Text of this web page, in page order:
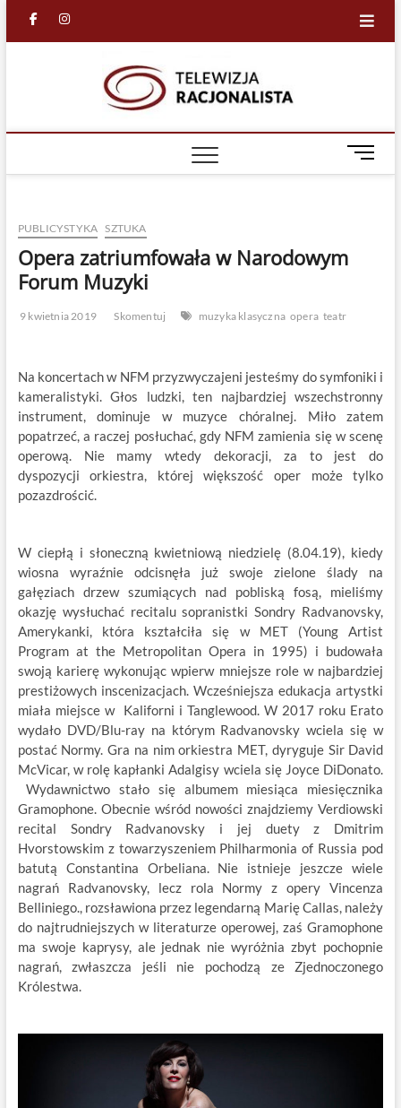
facebook
in
M
e
PUBLICYSTYKA SZTUKA
Opera zatriumfowała w Narodowym
Forum Muzyki
9 kwietnia 2019 Skomentuj muzyka klasyczna opera teatr
Na koncertach w NFM przyzwyczajeni jesteśmy do symfoniki i
kameralistyki. Głos ludzki, ten najbardziej wszechstronny
instrument, dominuje w muzyce chóralnej. Miło zatem
popatrzeć, a raczej posłuchać, gdy NFM zamienia się w scenę
operową. Nie mamy wtedy dekoracji, za to jest do
dyspozycji orkiestra, której większość oper może tylko
pozazdrościć.
W ciepłą i słoneczną kwietniową niedzielę (8.04.19), kiedy
wiosna wyraźnie odcisnęła już swoje zielone ślady na
gałęziach drzew szumiących nad pobliską fosą, mieliśmy
okazję wysłuchać recitalu sopranistki Sondry Radvanovsky,
Amerykanki, która kształciła się w MET (Young Artist
Program at the Metropolitan Opera in 1995) i budowała
swoją karierę wykonując wpierw mniejsze role w najbardziej
prestiżowych inscenizacjach. Wcześniejsza edukacja artystki
miała miejsce w Kaliforni i Tanglewood. W 2017 roku Erato
wydało DVD/Blu-ray na którym Radvanovsky wciela się w
postać Normy. Gra na nim orkiestra MET, dyryguje Sir David
McVicar, w rolę kapłanki Adalgisy wciela się Joyce DiDonato.
Wydawnictwo stało się albumem miesiąca miesięcznika
Gramophone. Obecnie wśród nowości znajdziemy Verdiowski
recital Sondry Radvanovsky i jej duety z Dmitrim
Hvorstowskim z towarzyszeniem Philharmonia of Russia pod
batutą Constantina Orbeliana. Nie istnieje jeszcze wiele
nagrań Radvanovsky, lecz rola Normy z opery Vincenza
Belliniego., rozsławiona przez legendarną Marię Callas, należy
do najtrudniejszych w literaturze operowej, zaś Gramophone
ma swoje kaprysy, ale jednak nie wyróżnia zbyt pochopnie
nagrań, zwłaszcza jeśli nie pochodzą ze Zjednoczonego
Królestwa.